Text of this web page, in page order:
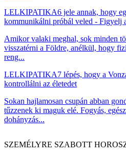
LELKIPATIKA6 jele annak, hogy
kommunikálni próbál veled - Figyelj
Amikor valaki meghal, sok minden
visszatérni a Földre, anélkül, hogy
reng...
LELKIPATIKA7 lépés, hogy a
kontrollálni az életedet
Sokan hajlamosan csupán abban
tűzzenek ki maguk elé. Fogyás,
dohányzás...
SZEMÉLYRE SZABOTT